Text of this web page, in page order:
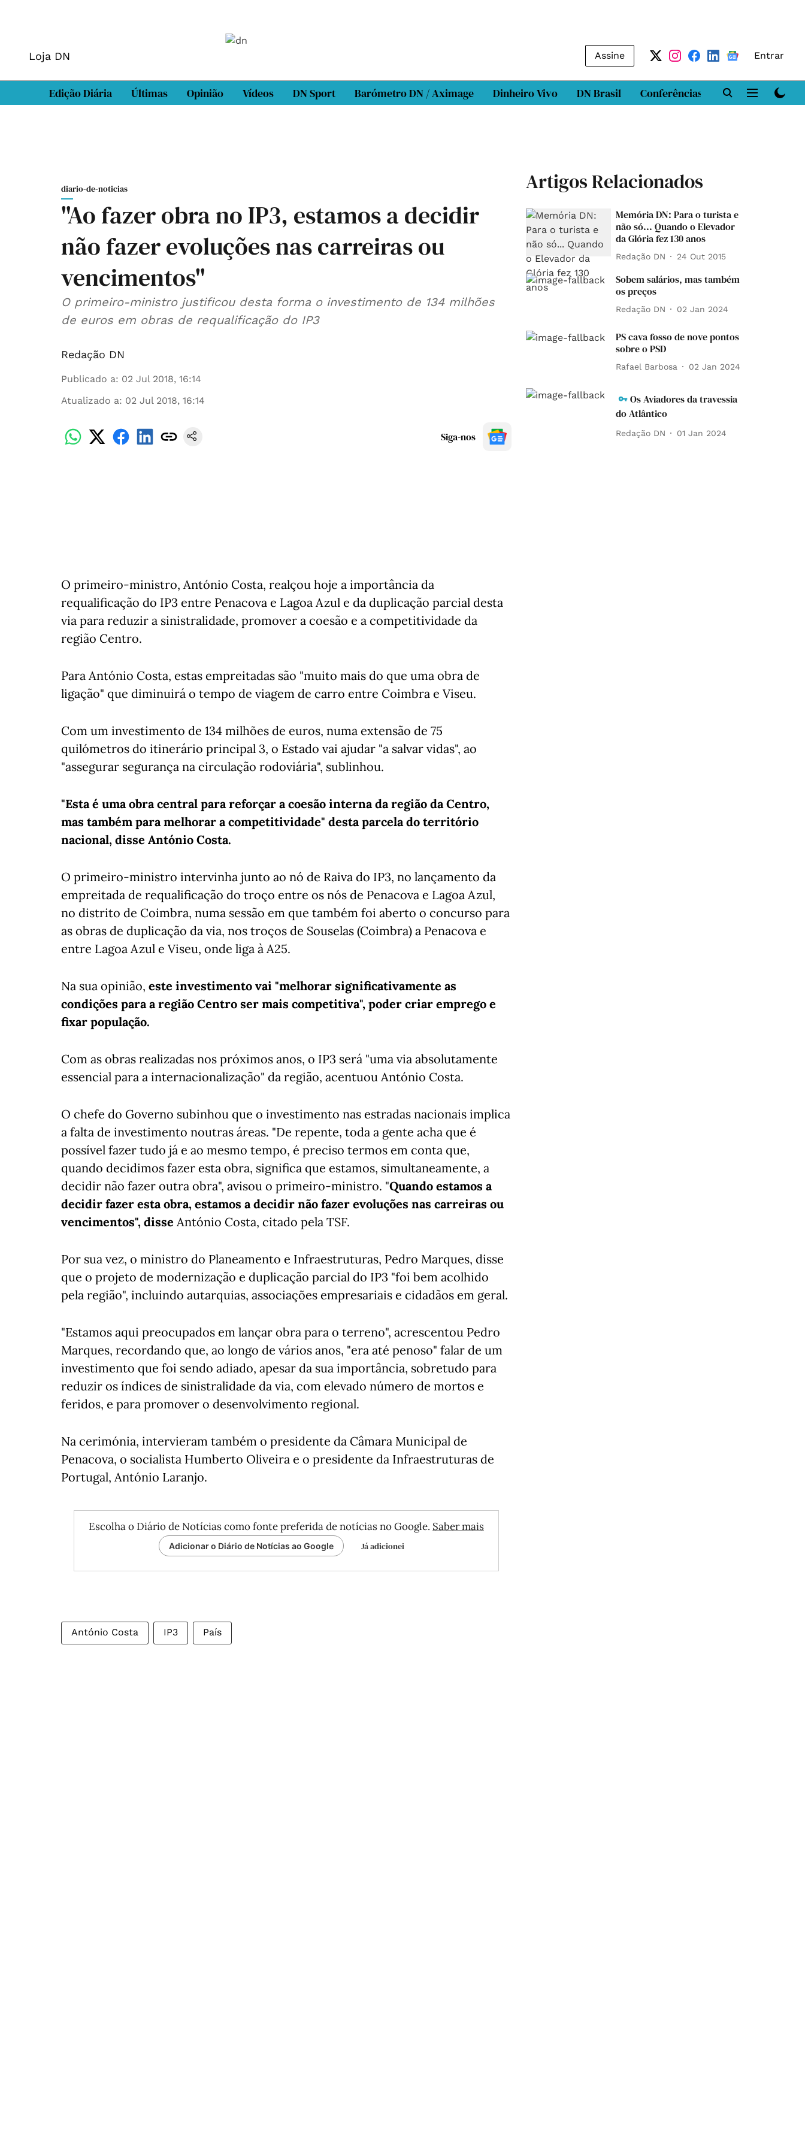
Loja DN Assine Entrar
Edição Diária Últimas Opinião Vídeos DN Sport Barómetro DN / Aximage Dinheiro Vivo DN Brasil Conferências DN LAB
diario-de-noticias
"Ao fazer obra no IP3, estamos a decidir
não fazer evoluções nas carreiras ou
vencimentos"
O primeiro-ministro justificou desta forma o investimento de 134 milhões
de euros em obras de requalificação do IP3
Redação DN
Publicado a: 02 Jul 2018, 16:14
Atualizado a: 02 Jul 2018, 16:14
Siga-nos
O primeiro-ministro, António Costa, realçou hoje a importância da
requalificação do IP3 entre Penacova e Lagoa Azul e da duplicação parcial desta
via para reduzir a sinistralidade, promover a coesão e a competitividade da
região Centro.
Para António Costa, estas empreitadas são "muito mais do que uma obra de
ligação" que diminuirá o tempo de viagem de carro entre Coimbra e Viseu.
Com um investimento de 134 milhões de euros, numa extensão de 75
quilómetros do itinerário principal 3, o Estado vai ajudar "a salvar vidas", ao
"assegurar segurança na circulação rodoviária", sublinhou.
"Esta é uma obra central para reforçar a coesão interna da região da Centro,
mas também para melhorar a competitividade" desta parcela do território
nacional, disse António Costa.
O primeiro-ministro intervinha junto ao nó de Raiva do IP3, no lançamento da
empreitada de requalificação do troço entre os nós de Penacova e Lagoa Azul,
no distrito de Coimbra, numa sessão em que também foi aberto o concurso para
as obras de duplicação da via, nos troços de Souselas (Coimbra) a Penacova e
entre Lagoa Azul e Viseu, onde liga à A25.
Na sua opinião, este investimento vai "melhorar significativamente as
condições para a região Centro ser mais competitiva", poder criar emprego e
fixar população.
Com as obras realizadas nos próximos anos, o IP3 será "uma via absolutamente
essencial para a internacionalização" da região, acentuou António Costa.
O chefe do Governo subinhou que o investimento nas estradas nacionais implica
a falta de investimento noutras áreas. "De repente, toda a gente acha que é
possível fazer tudo já e ao mesmo tempo, é preciso termos em conta que,
quando decidimos fazer esta obra, significa que estamos, simultaneamente, a
decidir não fazer outra obra", avisou o primeiro-ministro. "Quando estamos a
decidir fazer esta obra, estamos a decidir não fazer evoluções nas carreiras ou
vencimentos", disse António Costa, citado pela TSF.​​​​​​
Por sua vez, o ministro do Planeamento e Infraestruturas, Pedro Marques, disse
que o projeto de modernização e duplicação parcial do IP3 "foi bem acolhido
pela região", incluindo autarquias, associações empresariais e cidadãos em geral.
"Estamos aqui preocupados em lançar obra para o terreno", acrescentou Pedro
Marques, recordando que, ao longo de vários anos, "era até penoso" falar de um
investimento que foi sendo adiado, apesar da sua importância, sobretudo para
reduzir os índices de sinistralidade da via, com elevado número de mortos e
feridos, e para promover o desenvolvimento regional.
Na cerimónia, intervieram também o presidente da Câmara Municipal de
Penacova, o socialista Humberto Oliveira e o presidente da Infraestruturas de
Portugal, António Laranjo.
Escolha o Diário de Notícias como fonte preferida de notícias no Google. Saber mais
Adicionar o Diário de Notícias ao Google Já adicionei
António Costa IP3 País
Artigos Relacionados
Memória DN: Para o turista e
não só... Quando o Elevador
da Glória fez 130 anos
Redação DN 24 Out 2015
Sobem salários, mas também
os preços
Redação DN 02 Jan 2024
PS cava fosso de nove pontos
sobre o PSD
Rafael Barbosa 02 Jan 2024
Os Aviadores da travessia
do Atlântico
Redação DN 01 Jan 2024